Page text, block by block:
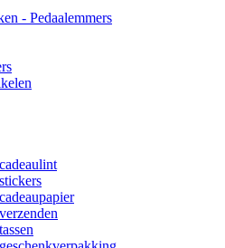
- Pedaalemmers